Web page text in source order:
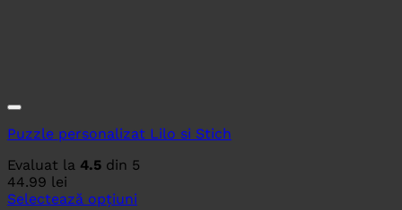
Puzzle personalizat Lilo si Stich
Evaluat la 4.5 din 5
44.99 lei
Selectează opțiuni